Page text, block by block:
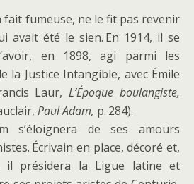
fait fumeuse, ne le fit pas revenir
avait été le sien. En 1914, il se
en 1898, agi parmi les
la Justice Intangible, avec Émile
Laur,L’Époque boulangiste,
Paul Adam, p. 284).
s’éloignera de ses amours
Écrivain en place, décoré et,
présidera la Ligue latine et